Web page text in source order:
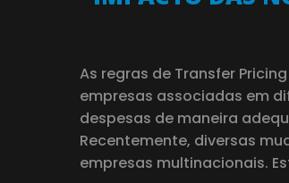
As regras de Transfer
empresas associadas em
despesas de maneira
Recentemente, diversas
empresas multinacionais.